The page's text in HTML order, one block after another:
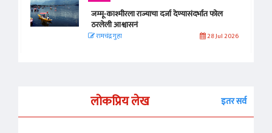
जम्मू-काश्मीरला राज्याचा दर्जा देण्यासंदर्भात फोल
ठरलेली आश्वासनं
रामचंद्र गुहा 28 Jul 2026
लोकप्रिय लेख इतर सर्व